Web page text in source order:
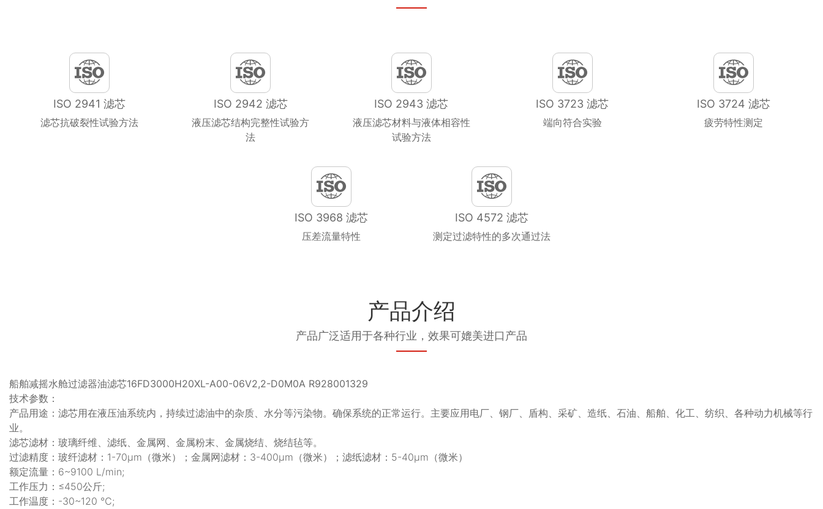
ISO 2941 滤芯
滤芯抗破裂性试验方法
ISO 2942 滤芯
液压滤芯结构完整性试验方
法
ISO 2943 滤芯
液压滤芯材料与液体相容性
试验方法
ISO 3723 滤芯
端向符合实验
ISO 3724 滤芯
疲劳特性测定
ISO 3968 滤芯
压差流量特性
ISO 4572 滤芯
测定过滤特性的多次通过法
产品介绍
产品广泛适用于各种行业，效果可媲美进口产品
船舶减摇水舱过滤器油滤芯16FD3000H20XL-A00-06V2,2-D0M0A R928001329
技术参数：
产品用途：滤芯用在液压油系统内，持续过滤油中的杂质、水分等污染物。确保系统的正常运行。主要应用电厂、钢厂、盾构、采矿、造纸、石油、船舶、化工、纺织、各种动力机械等行
业。
滤芯滤材：玻璃纤维、滤纸、金属网、金属粉末、金属烧结、烧结毡等。
过滤精度：玻纤滤材：1-70μm（微米）；金属网滤材：3-400μm（微米）；滤纸滤材：5-40μm（微米）
额定流量：6~9100 L/min;
工作压力：≤450公斤;
工作温度：-30~120 ℃;